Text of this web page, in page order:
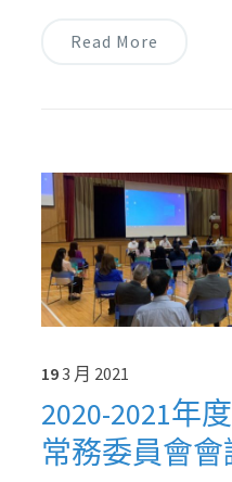
Read More
193 月 2021
2020-2021年
常務委員會會